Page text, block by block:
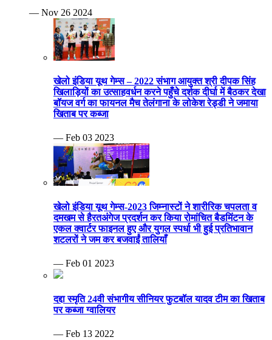
— Nov 26 2024
खेलो इंडिया यूथ गेम्स – 2022 संभाग आयुक्त श्री दीपक सिंह
खिलाड़ियों का उत्साहवर्धन करने पहुँचे दर्शक दीर्घा में बैठकर देखा
बॉयज वर्ग का फायनल मैच तेलंगाना के लोकेश रेड्डी ने जमाया
खिताब पर कब्जा
— Feb 03 2023
खेलो इंडिया यूथ गेम्स-2023 जिम्नास्टों ने शारीरिक चपलता व
दमखम से हैरतअंगेज प्रदर्शन कर किया रोमांचित बैडमिंटन के
एकल क्वार्टर फाइनल हुए और युगल स्पर्धा भी हुई प्रतिभावान
शटलरों ने जम कर बजवाईं तालियाँ
— Feb 01 2023
दद्दा स्मृति 24वी संभागीय सीनियर फुटबॉल यादव टीम का खिताब
पर कब्जा ग्वालियर
— Feb 13 2022